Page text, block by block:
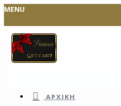
MENU
ΑΡΧΙΚΉ